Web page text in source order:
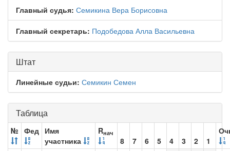
Главный судья: Семикина Вера Борисовна
Главный секретарь: Подобедова Алла Васильевна
Штат
Линейные судьи: Семикин Семен
Таблица
№ Фед Имя
участника
Rнач
8 7 6 5 4 3 2 1